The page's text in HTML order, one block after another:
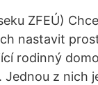
ZFEÚ)
nastavit
rodinný
Jednou z nich